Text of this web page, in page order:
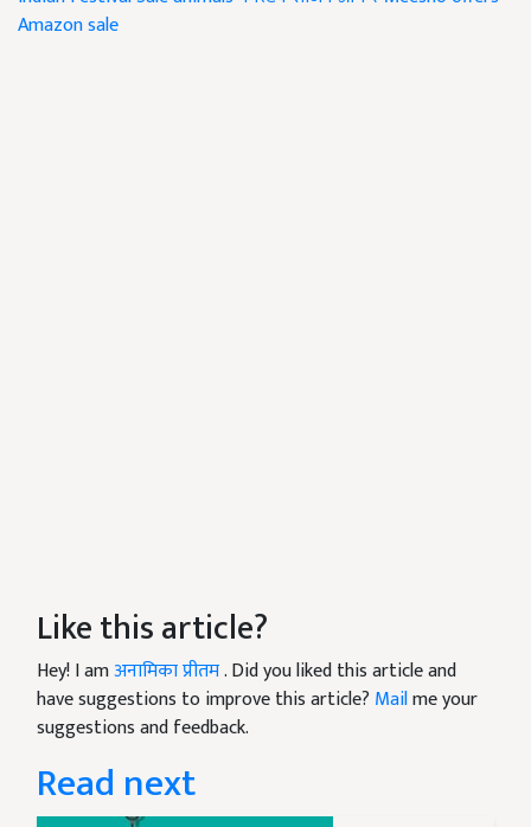
Amazon sale
Like this article?
Hey! I amअनामिका प्रीतम. Did you liked this article and
have suggestions to improve this article? Mailme your
suggestions and feedback.
Read next